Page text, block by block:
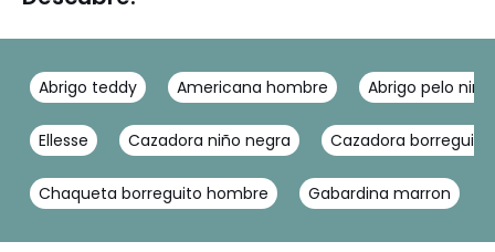
Abrigo teddy Americana hombre Abrigo pelo niña
Ellesse Cazadora niño negra Cazadora borreguito
Chaqueta borreguito hombre Gabardina marron